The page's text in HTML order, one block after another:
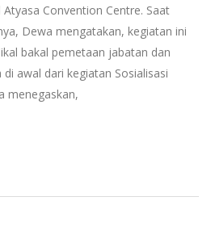
Atyasa Convention Centre. Saat
Dewa mengatakan, kegiatan ini
bakal pemetaan jabatan dan
awal dari kegiatan Sosialisasi
menegaskan,